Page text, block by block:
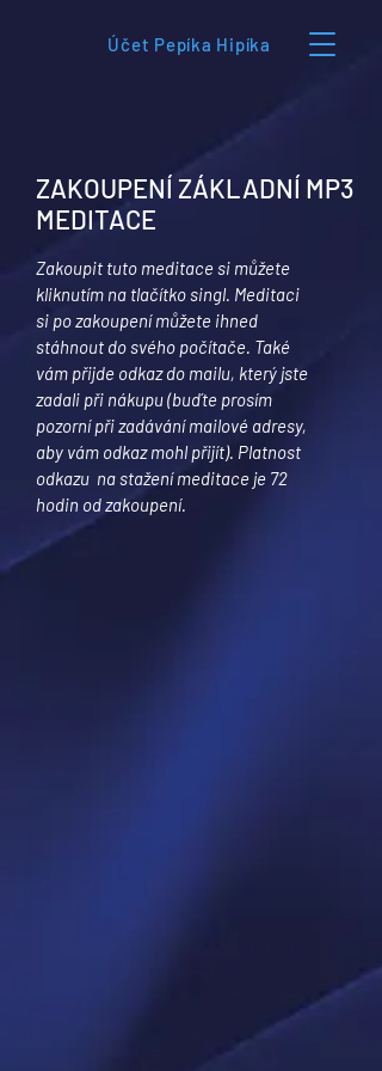
Účet Pepíka Hipíka
ZAKOUPENÍ ZÁKLADNÍ MP3
MEDITACE
Zakoupit tuto meditace si můžete
kliknutím na tlačítko singl. Meditaci
si po zakoupení můžete ihned
stáhnout do svého počítače. Také
vám přijde odkaz do mailu, který jste
zadali při nákupu (buďte prosím
pozorní při zadávání mailové adresy,
aby vám odkaz mohl přijít). Platnost
odkazu na stažení meditace je 72
hodin od zakoupení.